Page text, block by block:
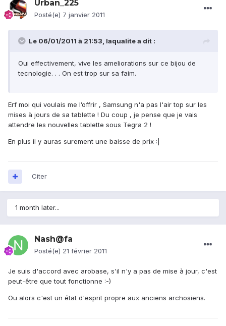
Urban_225
Posté(e) 7 janvier 2011
Le 06/01/2011 à 21:53, laqualite a dit :
Oui effectivement, vive les ameliorations sur ce bijou de
tecnologie. . . On est trop sur sa faim.
Erf moi qui voulais me l’offrir , Samsung n'a pas l'air top sur les
mises à jours de sa tablette ! Du coup , je pense que je vais
attendre les nouvelles tablette sous Tegra 2 !
En plus il y auras surement une baisse de prix :|
Citer
1 month later...
Nash@fa
Posté(e) 21 février 2011
Je suis d'accord avec arobase, s'il n'y a pas de mise à jour, c'est
peut-être que tout fonctionne :-)
Ou alors c'est un état d'esprit propre aux anciens archosiens.